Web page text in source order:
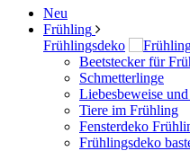
Neu
Frühling
Frühlingsdeko
Beetstecker für
Schmetterlinge
Liebesbeweise
Tiere im Frühling
Fensterdeko
Frühlingsdeko